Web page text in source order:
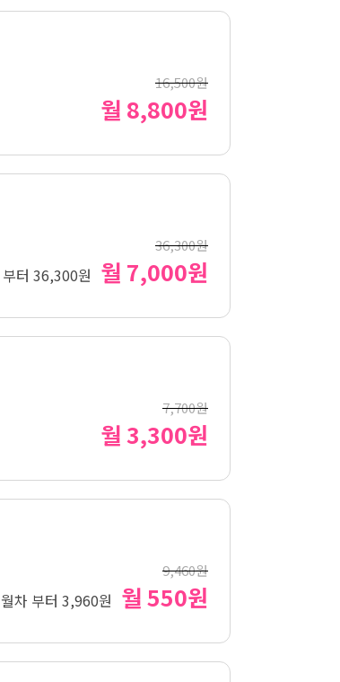
16,500원
월 8,800원
36,300원
터 36,300원 월 7,000원
7,700원
월 3,300원
9,460원
차 부터 3,960원 월 550원